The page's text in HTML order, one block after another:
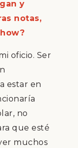
y
notas,
oficio. Ser
a estar en
ía
no
que esté
muchos